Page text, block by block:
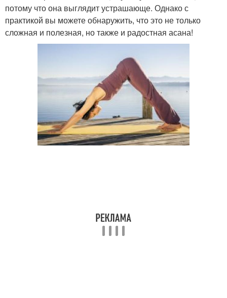
потому что она выглядит устрашающе. Однако с
практикой вы можете обнаружить, что это не только
сложная и полезная, но также и радостная асана!